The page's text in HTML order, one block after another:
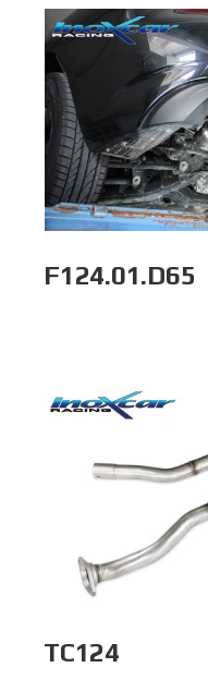
F124.01.D65
TC124